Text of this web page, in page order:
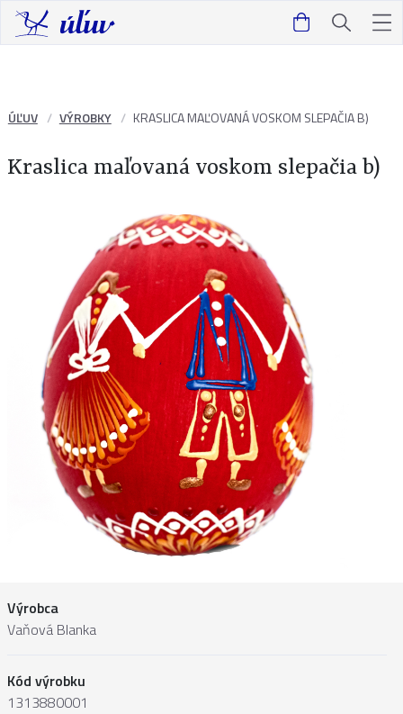
ÚĽUV VÝROBKY KRASLICA MAĽOVANÁ VOSKOM SLEPAČIA B)
Kraslica maľovaná voskom slepačia b)
Výrobca
Vaňová Blanka
Kód výrobku
1313880001